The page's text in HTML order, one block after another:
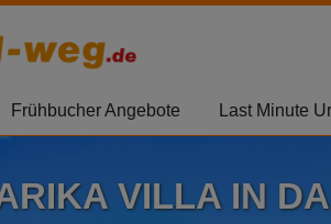
Frühbucher Angebote Last Minute
VILLA IN